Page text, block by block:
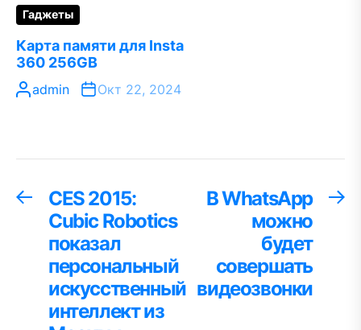
Гаджеты
Карта памяти для Insta
360 256GB
admin Окт 22, 2024
Навигация
записям
Предыдущая
запись:
CES 2015:
Cubic Robotics
показал
персональный
искусственный
интеллект из
В WhatsApp
можно
будет
совершать
видеозвонки